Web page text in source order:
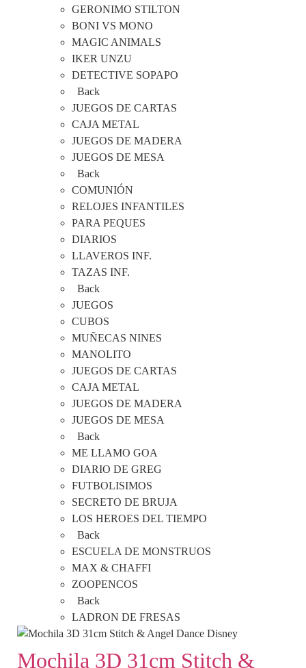
GERONIMO STILTON
BONI VS MONO
MAGIC ANIMALS
IKER UNZU
DETECTIVE SOPAPO
Back
JUEGOS DE CARTAS
CAJA METAL
JUEGOS DE MADERA
JUEGOS DE MESA
Back
COMUNIÓN
RELOJES INFANTILES
PARA PEQUES
DIARIOS
LLAVEROS INF.
TAZAS INF.
Back
JUEGOS
CUBOS
MUÑECAS NINES
MANOLITO
JUEGOS DE CARTAS
CAJA METAL
JUEGOS DE MADERA
JUEGOS DE MESA
Back
ME LLAMO GOA
DIARIO DE GREG
FUTBOLISIMOS
SECRETO DE BRUJA
LOS HEROES DEL TIEMPO
Back
ESCUELA DE MONSTRUOS
MAX & CHAFFI
ZOOPENCOS
Back
LADRON DE FRESAS
Mochila 3D 31cm Stitch &